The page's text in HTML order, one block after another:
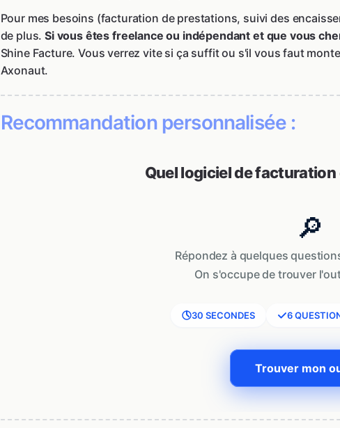
Pour mes besoins (facturation de prestations, suivi des
de plus.Si vous êtes freelance ou indépendant et que vous
Shine Facture. Vous verrez vite si ça suffit ou s'il vous faut
Axonaut.
Recommandation personnalisée :
Quel logiciel de
🔎
Répondez à quelques
On s'occupe de trouver
30 SECONDES 6
Trouver mon